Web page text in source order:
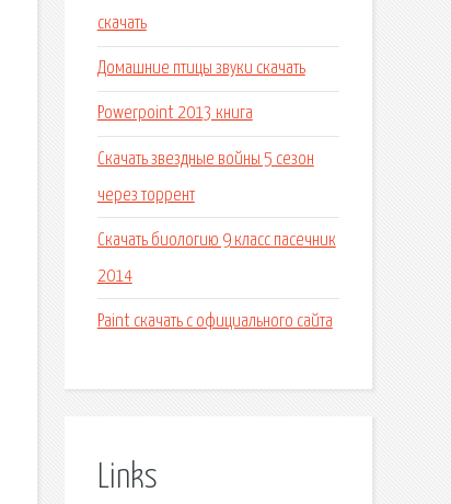
скачать
Домашние птицы звуки скачать
Powerpoint 2013 книга
Скачать звездные войны 5 сезон
через торрент
Скачать биологию 9 класс пасечник
2014
Paint скачать с официального сайта
Links